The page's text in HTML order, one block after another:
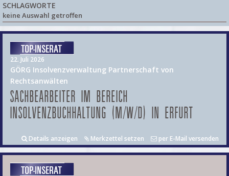
SCHLAGWORTE
keine Auswahl getroffen
22. Juli 2026
GÖRG Insolvenzverwaltung Partnerschaft von
Rechtsanwälten
SACHBEARBEITER IM BEREICH
INSOLVENZBUCHHALTUNG (M/W/D) IN ERFURT
Details anzeigen Merkzettel setzen per E-Mail versenden